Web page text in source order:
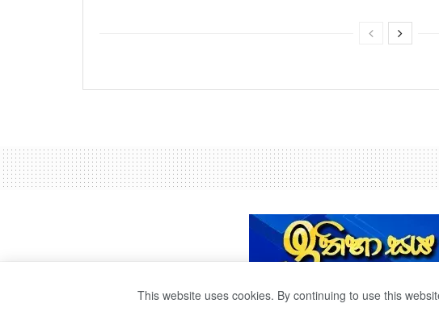
This website uses cookies. By continuing to use this